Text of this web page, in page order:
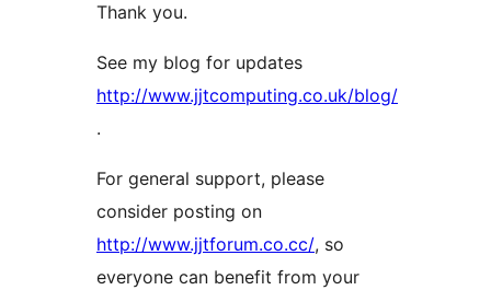
Thank you.
See my blog for updates
http://www.jjtcomputing.co.uk/blog/
.
For general support, please
consider posting on
http://www.jjtforum.co.cc/, so
everyone can benefit from your